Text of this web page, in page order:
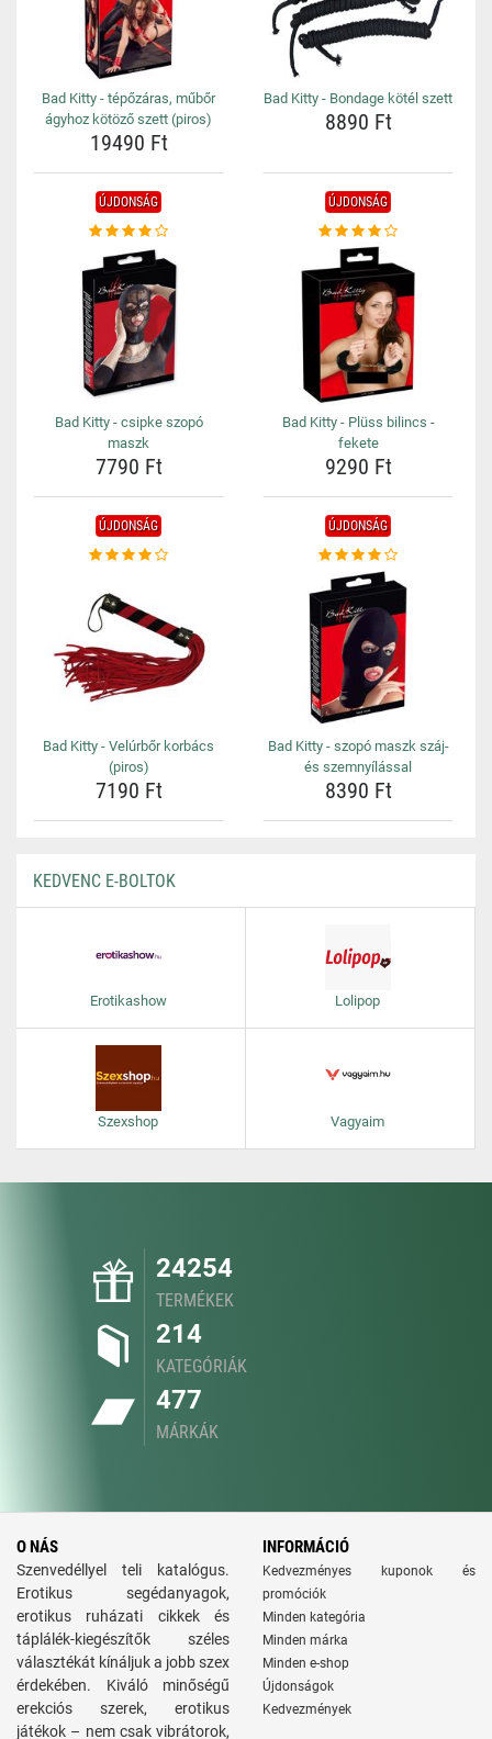
Bad Kitty - tépőzáras, műbőr
ágyhoz kötöző szett (piros)
19490 Ft
Bad Kitty - Bondage kötél szett
8890 Ft
ÚJDONSÁG
Bad Kitty - csipke szopó
maszk
7790 Ft
ÚJDONSÁG
Bad Kitty - Plüss bilincs -
fekete
9290 Ft
ÚJDONSÁG
Bad Kitty - Velúrbőr korbács
(piros)
7190 Ft
ÚJDONSÁG
Bad Kitty - szopó maszk száj-
és szemnyílással
8390 Ft
KEDVENC E-BOLTOK
Erotikashow Lolipop
Szexshop Vagyaim
24254
TERMÉKEK
214
KATEGÓRIÁK
477
MÁRKÁK
O NÁS
Szenvedéllyel teli katalógus.
Erotikus segédanyagok,
erotikus ruházati cikkek és
táplálék-kiegészítők széles
választékát kínáljuk a jobb szex
érdekében. Kiváló minőségű
erekciós szerek, erotikus
játékok – nem csak vibrátorok,
INFORMÁCIÓ
Kedvezményes kuponok és
promóciók
Minden kategória
Minden márka
Minden e-shop
Újdonságok
Kedvezmények